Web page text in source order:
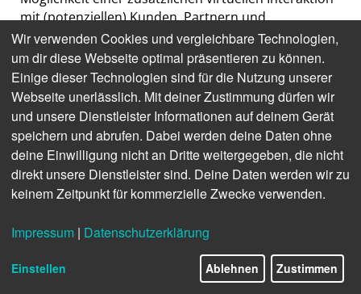
mit (potenziellen) Kunden, Partnern und
Mitarbeitenden. Für Fach- und Führungskräfte in
Verlagen eröffnen sich damit ganz neue Business-
Development-, Vertriebs- und Kommunikations-
Chancen:
Buchverlage können digitale Klone
beispielsweise als zusätzliche Einnahmequelle
nutzen. Neben einem gedrucktem Buch, einem
E-Book oder Hörbuch kann der digitale Klon
eines spezifischen Buchs als zusätzliche
der Verlag den Lesern eine innovative
Buches oder sogar mit dem Autor zur
Wir verwenden Cookies und vergleichbare Technologien,
um dir diese Webseite optimal präsentieren zu können.
Einige dieser Technologien sind für die Nutzung unserer
Webseite unerlässlich. Mit deiner Zustimmung dürfen wir
und unsere Dienstleister Informationen auf deinem Gerät
speichern und abrufen. Dabei werden deine Daten ohne
deine Einwilligung nicht an Dritte weitergegeben, die nicht
direkt unsere Dienstleister sind. Deine Daten werden wir zu
keinem Zeitpunkt für kommerzielle Zwecke verwenden.
Impressum | Datenschutzerklärung
Einstellen Ablehnen Zustimmen